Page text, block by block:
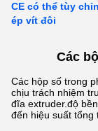
CE có thể tùy
ép vít đôi
Các
Các hộp số trong
chịu trách nhiệm
đĩa extruder.độ
đến hiệu suất tổng